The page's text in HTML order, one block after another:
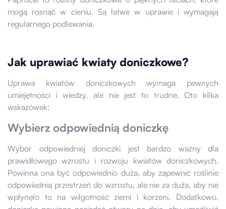
mogą rosnąć w cieniu. Są łatwe w uprawie i wymagają
regularnego podlewania.
Jak uprawiać kwiaty doniczkowe?
Uprawa kwiatów doniczkowych wymaga pewnych
umiejętności i wiedzy, ale nie jest to trudne. Oto kilka
wskazówek:
Wybierz odpowiednią doniczkę
Wybór odpowiedniej doniczki jest bardzo ważny dla
prawidłowego wzrostu i rozwoju kwiatów doniczkowych.
Powinna ona być odpowiednio duża, aby zapewnić roślinie
odpowiednią przestrzeń do wzrostu, ale nie za duża, aby nie
wpłynęło to na wilgotność ziemi i korzeni. Dodatkowo,